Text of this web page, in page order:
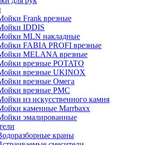
Frank врезные
IDDIS
MLN накладные
FABIA PROFI врезные
MELANA врезные
врезные POTATO
врезные UKINOX
врезные Омега
врезные РМС
из искусственного камня
каменные Marrbaxx
эмалированные
краны